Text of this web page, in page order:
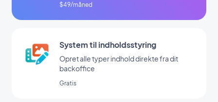
$49/måned
System til indholdsstyring
Opret alle typer indhold direkte fra dit
backoffice
Gratis